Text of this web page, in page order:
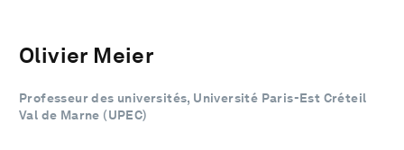
Olivier Meier
Professeur des universités, Université Paris-Est Créteil
Val de Marne (UPEC)